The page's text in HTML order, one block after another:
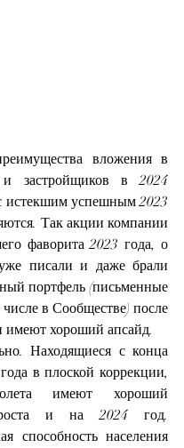
вложения в
и застройщиков в 2024
истекшим успешным 2023
Так акции компании
фаворита 2023 года, о
писали и даже брали
портфель (письменные
в Сообществе) после
имеют хороший апсайд.
Находящиеся с конца
в плоской коррекции,
имеют хороший
и на 2024 год.
способность населения